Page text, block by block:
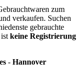
zum
verkaufen. Suchen
gebrauchte
keine Registrierung
- Hannover